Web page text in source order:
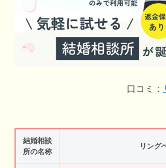
口コミ：
結婚相談
所の名称
リング